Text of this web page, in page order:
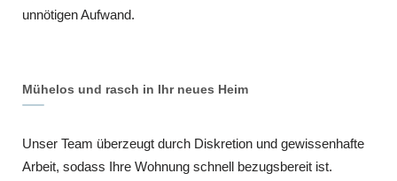
unnötigen Aufwand.
Mühelos und rasch in Ihr neues Heim
Unser Team überzeugt durch Diskretion und gewissenhafte
Arbeit, sodass Ihre Wohnung schnell bezugsbereit ist.